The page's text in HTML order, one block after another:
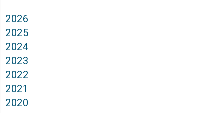
2026
2025
2024
2023
2022
2021
2020